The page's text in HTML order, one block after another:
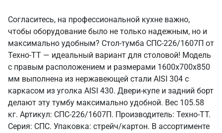
Согласитесь, на профессиональной кухне важно,
чтобы оборудование было не только надежным, но и
максимально удобным? Стол-тумба СПС-226/1607П от
Техно-ТТ — идеальный вариант для столовой! Модель
с правым расположением и размерами 1600x700x850
мм выполнена из нержавеющей стали AISI 304 с
каркасом из уголка AISI 430. Двери-купе и задний борт
делают эту тумбу максимально удобной. Вес 105.58
кг. Артикул: СПС-226/1607П. Производитель: Техно-ТТ.
Серия: СПС. Упаковка: стрейч/картон. В ассортименте